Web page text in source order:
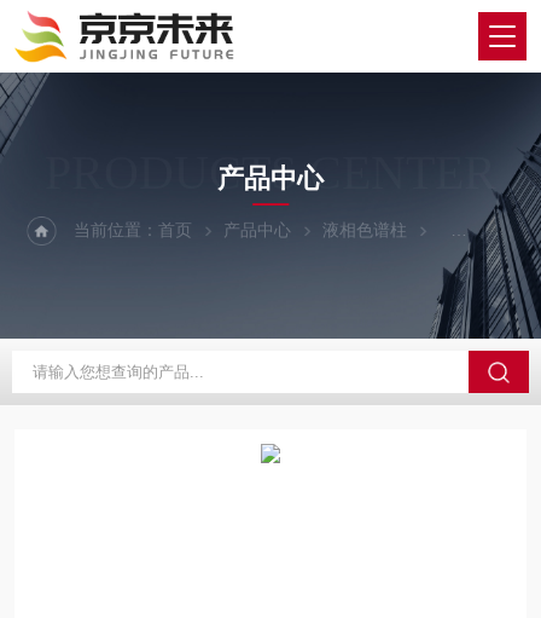
PRODUCTS CENTER
产品中心
当前位置：首页 产品中心 液相色谱柱 瑞典Kromasil